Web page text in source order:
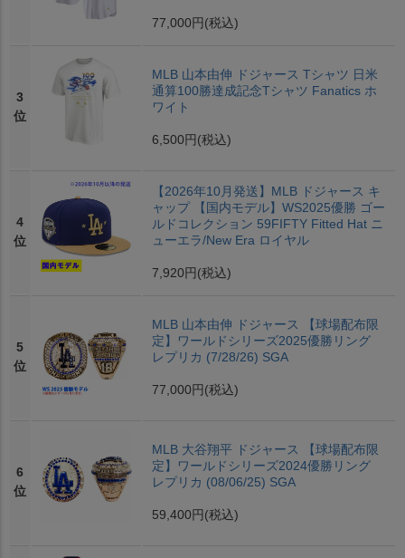
77,000円 (税込)
3
位
MLB 山本由伸 ドジャース Tシャツ 日米
通算100勝達成記念Tシャツ Fanatics ホ
ワイト
6,500円 (税込)
4
位
【2026年10月発送】MLB ドジャース キ
ャップ 【国内モデル】WS2025優勝 ゴー
ルドコレクション 59FIFTY Fitted Hat ニ
ューエラ/New Era ロイヤル
7,920円 (税込)
5
位
MLB 山本由伸 ドジャース 【球場配布限
定】ワールドシリーズ2025優勝リング
レプリカ (7/28/26) SGA
77,000円 (税込)
6
位
MLB 大谷翔平 ドジャース 【球場配布限
定】ワールドシリーズ2024優勝リング
レプリカ (08/06/25) SGA
59,400円 (税込)